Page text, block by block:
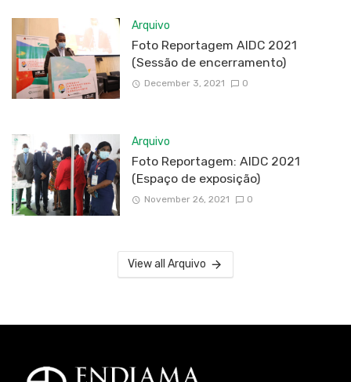
Arquivo
Foto Reportagem AIDC 2021
(Sessão de encerramento)
December 3, 2021 0
Arquivo
Foto Reportagem: AIDC 2021
(Espaço de exposição)
November 26, 2021 0
View all Arquivo